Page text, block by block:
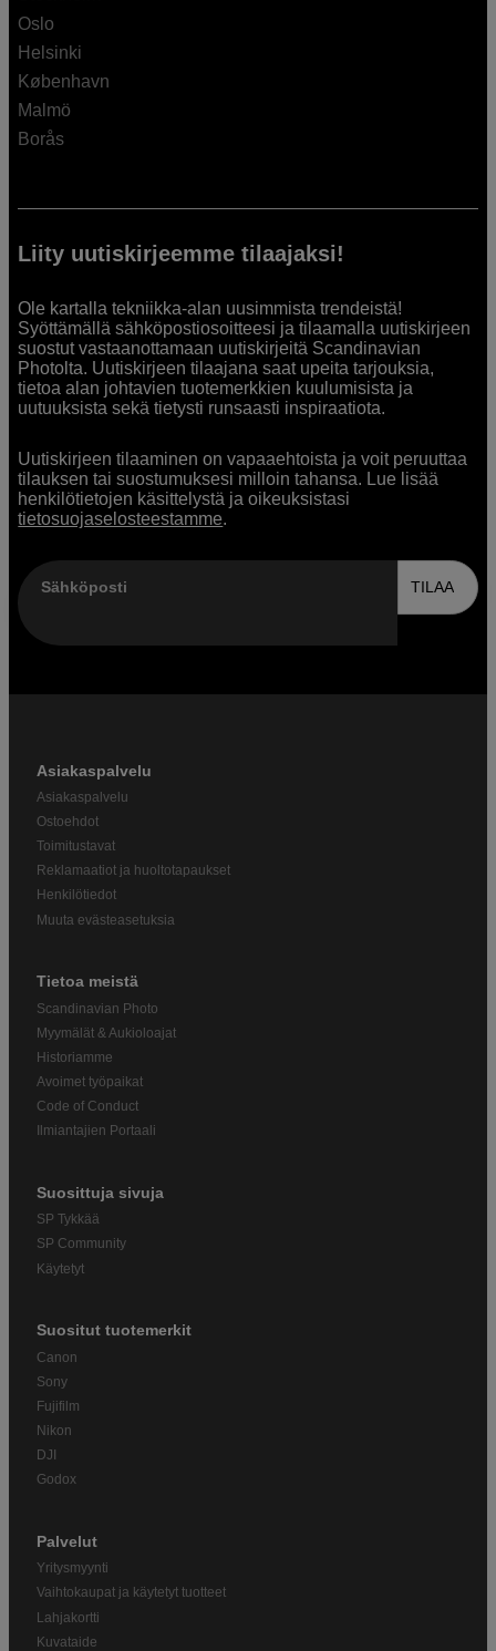
Oslo
Helsinki
København
Malmö
Borås
Liity uutiskirjeemme tilaajaksi!
Ole kartalla tekniikka-alan uusimmista trendeistä!
Syöttämällä sähköpostiosoitteesi ja tilaamalla uutiskirjeen
suostut vastaanottamaan uutiskirjeitä Scandinavian
Photolta. Uutiskirjeen tilaajana saat upeita tarjouksia,
tietoa alan johtavien tuotemerkkien kuulumisista ja
uutuuksista sekä tietysti runsaasti inspiraatiota.
Uutiskirjeen tilaaminen on vapaaehtoista ja voit peruuttaa
tilauksen tai suostumuksesi milloin tahansa. Lue lisää
henkilötietojen käsittelystä ja oikeuksistasi
tietosuojaselosteestamme.
Sähköposti TILAA
Asiakaspalvelu
Asiakaspalvelu
Ostoehdot
Toimitustavat
Reklamaatiot ja huoltotapaukset
Henkilötiedot
Muuta evästeasetuksia
Tietoa meistä
Scandinavian Photo
Myymälät & Aukioloajat
Historiamme
Avoimet työpaikat
Code of Conduct
Ilmiantajien Portaali
Suosittuja sivuja
SP Tykkää
SP Community
Käytetyt
Suositut tuotemerkit
Canon
Sony
Fujifilm
Nikon
DJI
Godox
Palvelut
Yritysmyynti
Vaihtokaupat ja käytetyt tuotteet
Lahjakortti
Kuvataide